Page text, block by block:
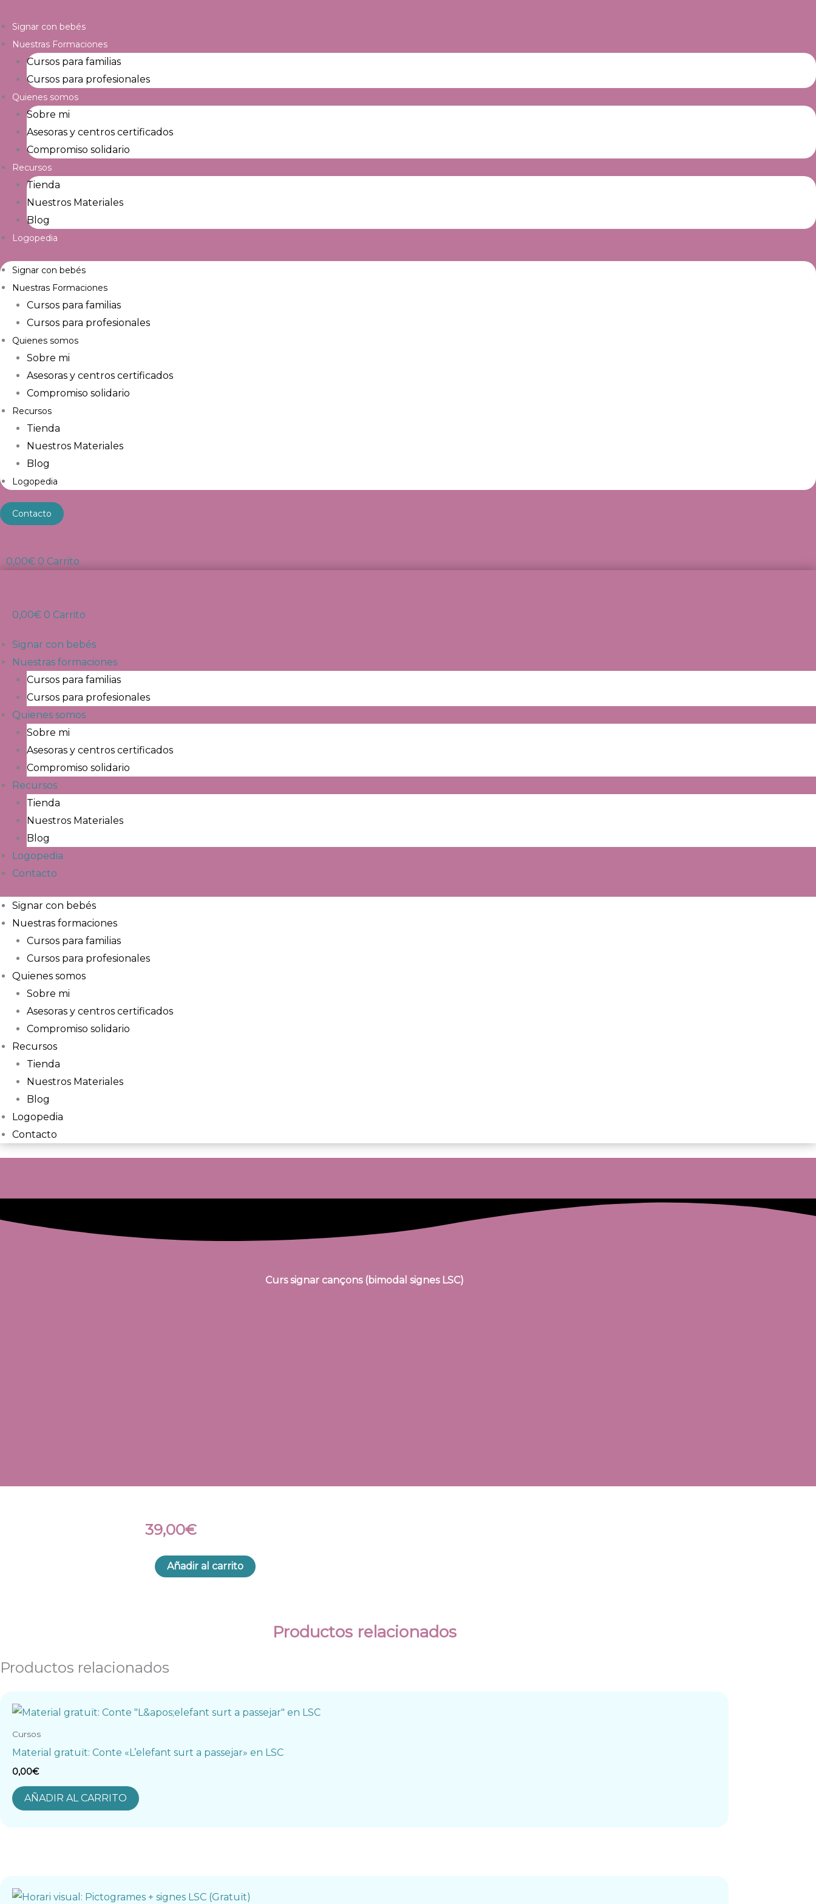
al
contenido
Signar con bebés
Nuestras Formaciones
Cursos para familias
Cursos para profesionales
Quienes somos
Sobre mi
Asesoras y centros certificados
Compromiso solidario
Recursos
Tienda
Nuestros Materiales
Blog
Logopedia
Signar con bebés
Nuestras Formaciones
Cursos para familias
Cursos para profesionales
Quienes somos
Sobre mi
Asesoras y centros certificados
Compromiso solidario
Recursos
Tienda
Nuestros Materiales
Blog
Logopedia
Contacto
0,00€ 0 Carrito
0,00€ 0 Carrito
Signar con bebés
Nuestras formaciones
Cursos para familias
Cursos para profesionales
Quienes somos
Sobre mi
Asesoras y centros certificados
Compromiso solidario
Recursos
Tienda
Nuestros Materiales
Blog
Logopedia
Contacto
Signar con bebés
Nuestras formaciones
Cursos para familias
Cursos para profesionales
Quienes somos
Sobre mi
Asesoras y centros certificados
Compromiso solidario
Recursos
Tienda
Nuestros Materiales
Blog
Logopedia
Contacto
Curs signar cançons (bimodal signes LSC)
39,00€
cançons
signes
Añadir al carrito
Productos relacionados
Productos relacionados
Cursos
Material gratuït: Conte «L’elefant surt a passejar» en LSC
0,00€
AÑADIR AL CARRITO